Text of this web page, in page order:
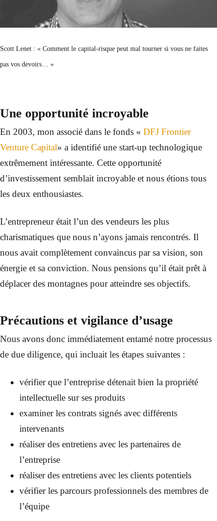
Scott Lenet : « Comment le capital-risque peut mal tourner si vous ne faites
pas vos devoirs… »
Une opportunité incroyable
En 2003, mon associé dans le fonds « DFJ Frontier
Venture Capital» a identifié une start-up technologique
extrêmement intéressante. Cette opportunité
d’investissement semblait incroyable et nous étions tous
les deux enthousiastes.
L’entrepreneur était l’un des vendeurs les plus
charismatiques que nous n’ayons jamais rencontrés. Il
nous avait complètement convaincus par sa vision, son
énergie et sa conviction. Nous pensions qu’il était prêt à
déplacer des montagnes pour atteindre ses objectifs.
Précautions et vigilance d’usage
Nous avons donc immédiatement entamé notre processus
de due diligence, qui incluait les étapes suivantes :
vérifier que l’entreprise détenait bien la propriété
intellectuelle sur ses produits
examiner les contrats signés avec différents
intervenants
réaliser des entretiens avec les partenaires de
l’entreprise
réaliser des entretiens avec les clients potentiels
vérifier les parcours professionnels des membres de
l’équipe